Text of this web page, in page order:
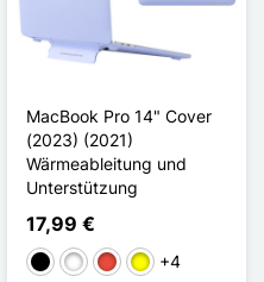
MacBook Pro 14" Cover
(2023) (2021)
Wärmeableitung und
Unterstützung
17,99 €
Schwarz
WeißRot Gelb+4